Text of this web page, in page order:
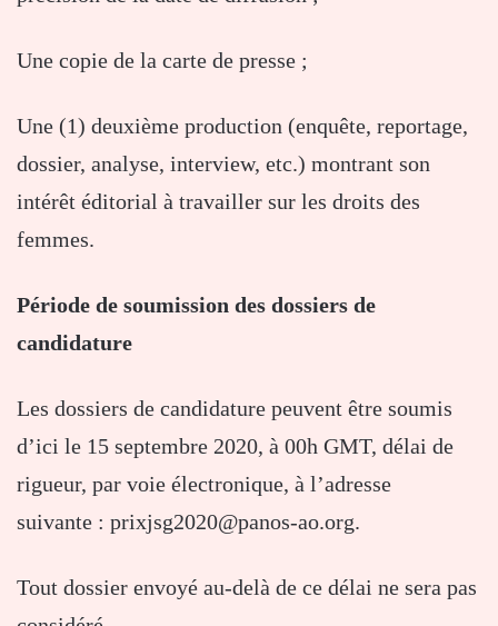
Une copie de la carte de presse ;
Une (1) deuxième production (enquête, reportage,
dossier, analyse, interview, etc.) montrant son
intérêt éditorial à travailler sur les droits des
femmes.
Période de soumission des dossiers de
candidature
Les dossiers de candidature peuvent être soumis
d’ici le 15 septembre 2020, à 00h GMT, délai de
rigueur, par voie électronique, à l’adresse
suivante : prixjsg2020@panos-ao.org.
Tout dossier envoyé au-delà de ce délai ne sera pas